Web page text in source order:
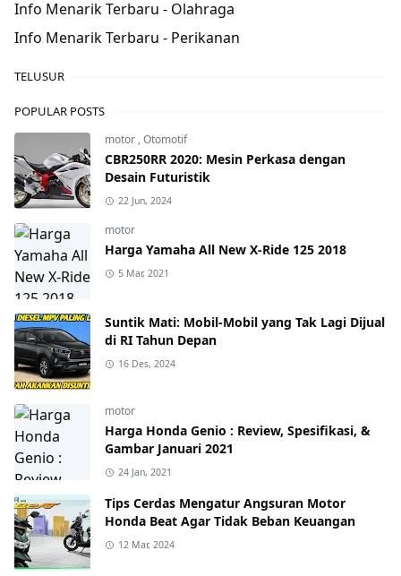
Info Menarik Terbaru - Olahraga
Info Menarik Terbaru - Perikanan
TELUSUR
POPULAR POSTS
motor ,Otomotif
CBR250RR 2020: Mesin Perkasa dengan
Desain Futuristik
22 Jun, 2024
motor
Harga Yamaha All New X-Ride 125 2018
5 Mar, 2021
Suntik Mati: Mobil-Mobil yang Tak Lagi Dijual
di RI Tahun Depan
16 Des, 2024
motor
Harga Honda Genio : Review, Spesifikasi, &
Gambar Januari 2021
24 Jan, 2021
Tips Cerdas Mengatur Angsuran Motor
Honda Beat Agar Tidak Beban Keuangan
12 Mar, 2024